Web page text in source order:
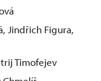
Jindřich Figura,
Timofejev